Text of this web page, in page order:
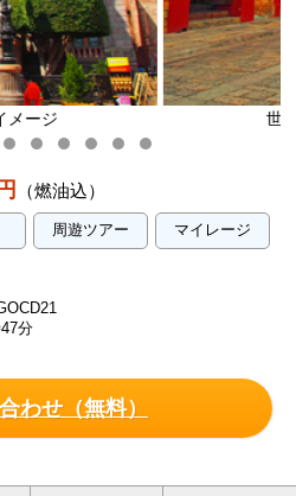
産オアハカの街並み／イメージ
（燃油込）
周遊ツアー マイレージ
分
わせ（無料）